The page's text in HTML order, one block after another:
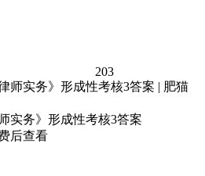
203
实务》形成性考核3答案
后查看